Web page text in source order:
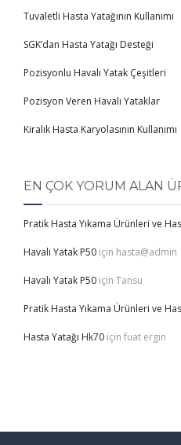
Tuvaletli Hasta Yatağının Kullanımı
SGK’dan Hasta Yatağı Desteği
Pozisyonlu Havalı Yatak Çeşitleri
Pozisyon Veren Havalı Yataklar
Kiralık Hasta Karyolasının Kullanımı
EN ÇOK YORUM ALAN
Pratik Hasta Yıkama Ürünleri ve
Havalı Yatak P50 için hasta@admin
Havalı Yatak P50 için Tansu
Pratik Hasta Yıkama Ürünleri ve
Hasta Yatağı Hk70 için fuat ergin